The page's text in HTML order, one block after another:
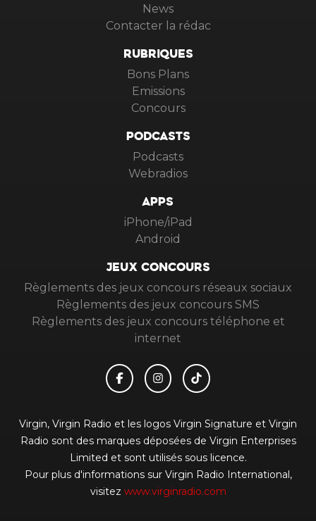
News
Contacter la rédac
RUBRIQUES
Bons Plans
Emissions
Concours
PODCASTS
Podcasts
Webradios
APPS
iPhone/iPad
Android
JEUX CONCOURS
Règlements des jeux concours réseaux sociaux
Règlements des jeux concours SMS
Règlements des jeux concours téléphone et
internet
Virgin, Virgin Radio et les logos Virgin Signature et Virgin
Radio sont des marques déposées de Virgin Enterprises
Limited et sont utilisés sous licence.
Pour plus d'informations sur Virgin Radio International,
visitez www.virginradio.com